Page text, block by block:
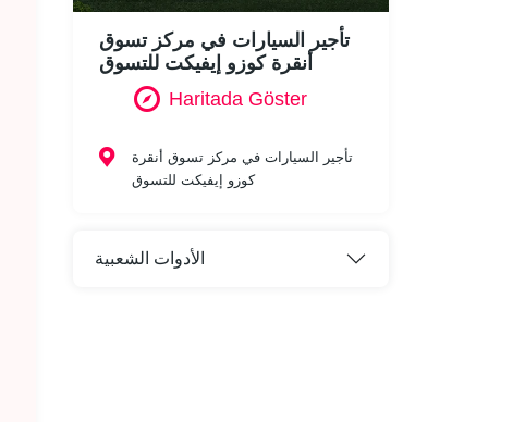
تأجير السيارات في مركز تسوق
أنقرة كوزو إيفيكت للتسوق
Haritada Göster
تأجير السيارات في مركز تسوق أنقرة
كوزو إيفيكت للتسوق
الأدوات الشعبية